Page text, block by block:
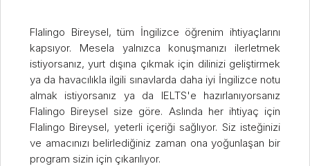
Flalingo Bireysel, tüm İngilizce öğrenim ihtiyaçlarını
kapsıyor. Mesela yalnızca konuşmanızı ilerletmek
istiyorsanız, yurt dışına çıkmak için dilinizi geliştirmek
ya da havacılıkla ilgili sınavlarda daha iyi İngilizce notu
almak istiyorsanız ya da IELTS'e hazırlanıyorsanız
Flalingo Bireysel size göre. Aslında her ihtiyaç için
Flalingo Bireysel, yeterli içeriği sağlıyor. Siz isteğinizi
ve amacınızı belirlediğiniz zaman ona yoğunlaşan bir
program sizin için çıkarılıyor.